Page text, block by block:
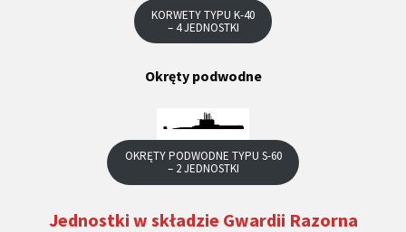
KORWETY TYPU K-40
– 4 JEDNOSTKI
Okręty podwodne
OKRĘTY PODWODNE TYPU S-60
– 2 JEDNOSTKI
Jednostki w składzie Gwardii Razorna